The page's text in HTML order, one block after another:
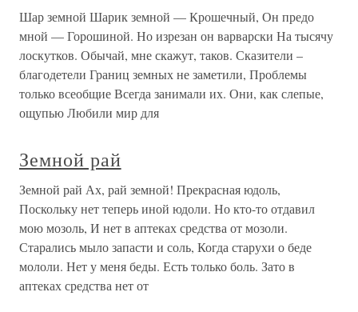
Шар земной Шарик земной — Крошечный, Он предо
мной — Горошиной. Но изрезан он варварски На тысячу
лоскутков. Обычай, мне скажут, таков. Сказители –
благодетели Границ земных не заметили, Проблемы
только всеобщие Всегда занимали их. Они, как слепые,
ощупью Любили мир для
Земной рай
Земной рай Ах, рай земной! Прекрасная юдоль,
Поскольку нет теперь иной юдоли. Но кто-то отдавил
мою мозоль, И нет в аптеках средства от мозоли.
Старались мыло запасти и соль, Когда старухи о беде
мололи. Нет у меня беды. Есть только боль. Зато в
аптеках средства нет от